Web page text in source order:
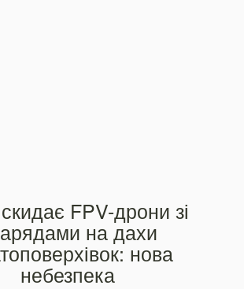
FPV-дрони зі
на дахи
нова
небезпека